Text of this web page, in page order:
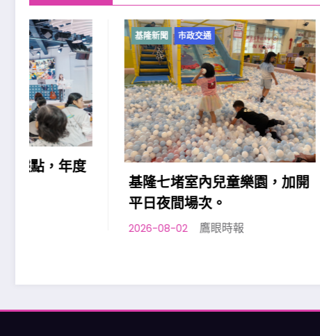
基隆新聞 市政交通
基隆七堵室內兒童樂園，加開
平日夜間場次。
鷹眼時報
基隆新聞 市
基隆原住
民族勞工
助」政策
2026-08-01